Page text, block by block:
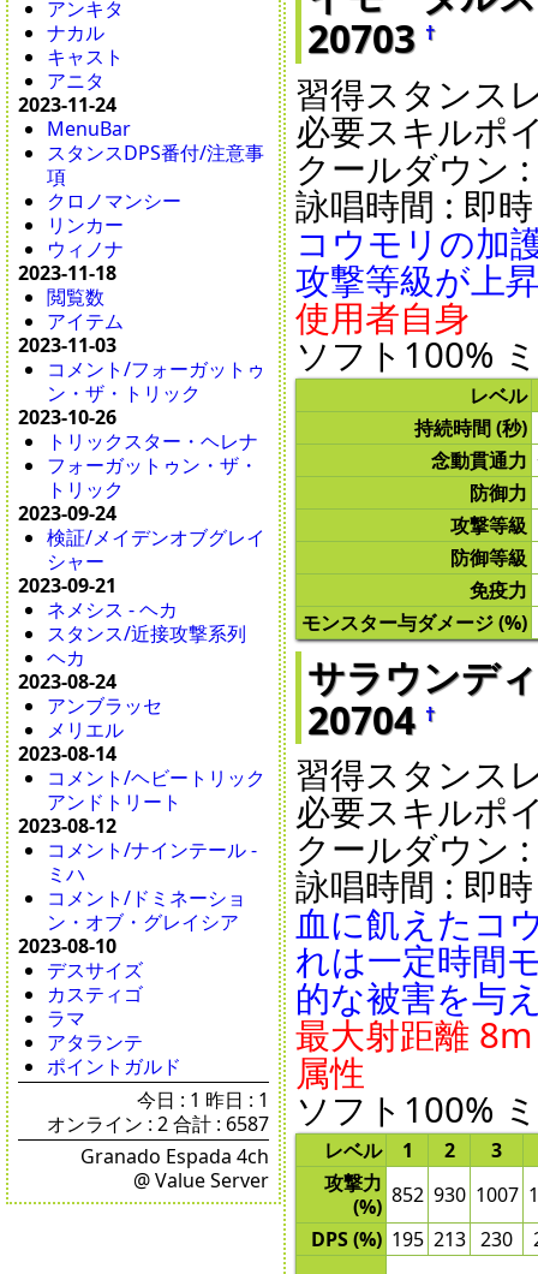
アンキタ
ナカル
キャスト
アニタ
2023-11-24
MenuBar
スタンスDPS番付/注意事
項
クロノマンシー
リンカー
ウィノナ
2023-11-18
閲覧数
アイテム
2023-11-03
コメント/フォーガットゥ
ン・ザ・トリック
2023-10-26
トリックスター・ヘレナ
フォーガットゥン・ザ・
トリック
2023-09-24
検証/メイデンオブグレイ
シャー
2023-09-21
ネメシス - ヘカ
スタンス/近接攻撃系列
ヘカ
2023-08-24
アンブラッセ
メリエル
2023-08-14
コメント/ヘビートリック
アンドトリート
2023-08-12
コメント/ナインテール -
ミハ
コメント/ドミネーショ
ン・オブ・グレイシア
2023-08-10
デスサイズ
カスティゴ
ラマ
アタランテ
ポイントガルド
今日 : 1 昨日 : 1
オンライン : 2 合計 : 6587
Granado Espada 4ch
@ Value Server
20703 †
習得スタンス
必要スキルポ
クールダウン
詠唱時間 : 即
コウモリの加
攻撃等級が上
使用者自身
ソフト100%
レベル
持続時間 (秒)
念動貫通力
防御力
攻撃等級
防御等級
免疫力
モンスター与ダメージ (%)
サラウンデ
20704 †
習得スタンス
必要スキルポ
クールダウン
詠唱時間 : 即
血に飢えたコ
れは一定時間
的な被害を与
最大射距離
属性
ソフト100%
レベル 1 2
3
攻撃力
(%) 852 930 1007
DPS (%) 195 213 230